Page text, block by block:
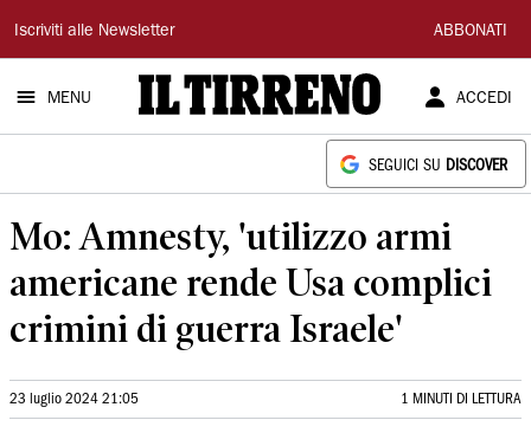
Il
Tirreno
Iscriviti alle Newsletter ABBONATI
MENU ACCEDI
SEGUICI SU DISCOVER
Mo: Amnesty, 'utilizzo armi
americane rende Usa complici
crimini di guerra Israele'
23 luglio 2024 21:05 1 MINUTI DI LETTURA